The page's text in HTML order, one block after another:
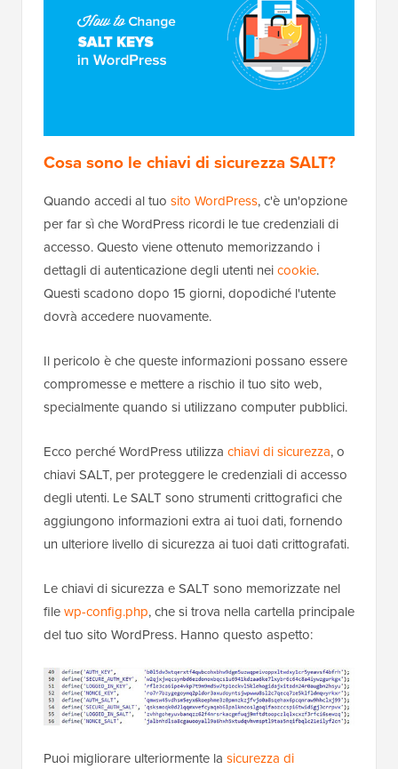
Cosa sono le chiavi di sicurezza SALT?
Quando accedi al tuo sito WordPress, c'è un'opzione
per far sì che WordPress ricordi le tue credenziali di
accesso. Questo viene ottenuto memorizzando i
dettagli di autenticazione degli utenti neicookie.
Questi scadono dopo 15 giorni, dopodiché l'utente
dovrà accedere nuovamente.
Il pericolo è che queste informazioni possano essere
compromesse e mettere a rischio il tuo sito web,
specialmente quando si utilizzano computer pubblici.
Ecco perché WordPress utilizza chiavi di sicurezza, o
chiavi SALT, per proteggere le credenziali di accesso
degli utenti. Le SALT sono strumenti crittografici che
aggiungono informazioni extra ai tuoi dati, fornendo
un ulteriore livello di sicurezza ai tuoi dati crittografati.
Le chiavi di sicurezza e SALT sono memorizzate nel
filewp-config.php, che si trova nella cartella principale
del tuo sito WordPress. Hanno questo aspetto:
Puoi migliorare ulteriormente la sicurezza di